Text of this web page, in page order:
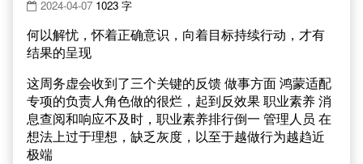
2024-04-07 1023 字
何以解忧，怀着正确意识，向着目标持续行动，才有
结果的呈现
这周务虚会收到了三个关键的反馈 做事方面 鸿蒙适配
专项的负责人角色做的很烂，起到反效果 职业素养 消
息查阅和响应不及时，职业素养排行倒一 管理人员 在
想法上过于理想，缺乏灰度，以至于越做行为越趋近
极端